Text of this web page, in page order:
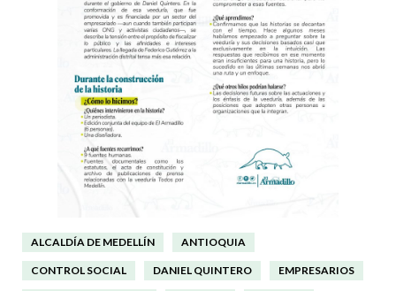
ALCALDÍA DE MEDELLÍN ANTIOQUIA
CONTROL SOCIAL DANIEL QUINTERO EMPRESARIOS